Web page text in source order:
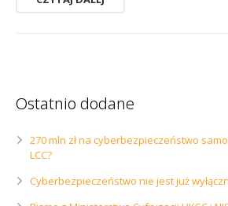
Ostatnio dodane
270 mln zł na cyberbezpieczeństwo
LCC?
Cyberbezpieczeństwo nie jest już